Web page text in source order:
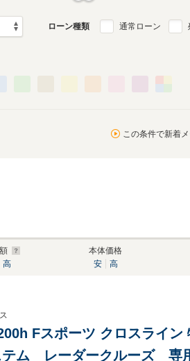
ローン種類 通常ローン
この条件で新着
高
本体価格
安
高
Fスポーツ クロスライ
テム レーダークルーズ 専